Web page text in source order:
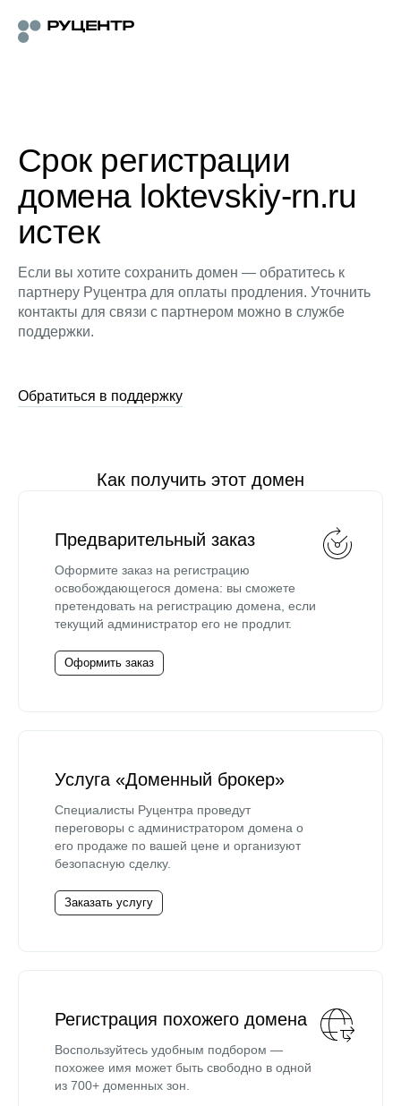
Срок регистрации
домена loktevskiy-rn.ru
истек
Если вы хотите сохранить домен — обратитесь к
партнеру Руцентра для оплаты продления. Уточнить
контакты для связи с партнером можно в службе
поддержки.
Обратиться в поддержку
Как получить этот домен
Предварительный заказ
Оформите заказ на регистрацию
освобождающегося домена: вы сможете
претендовать на регистрацию домена, если
текущий администратор его не продлит.
Оформить заказ
Услуга «Доменный брокер»
Специалисты Руцентра проведут
переговоры с администратором домена о
его продаже по вашей цене и организуют
безопасную сделку.
Заказать услугу
Регистрация похожего домена
Воспользуйтесь удобным подбором —
похожее имя может быть свободно в одной
из 700+ доменных зон.